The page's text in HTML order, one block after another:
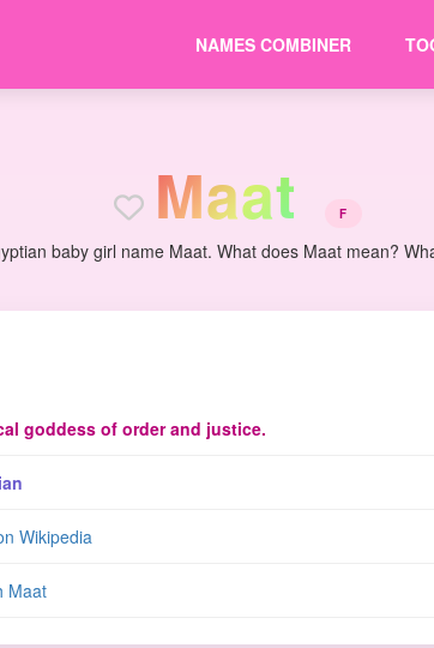
NAMES COMBINER
Maat F
baby girl name Maat. What does Maat mean?
goddess of order and justice.
Wikipedia
Maat